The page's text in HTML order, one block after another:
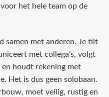
het hele team op de
samen met anderen. Je tilt
met collega’s, volgt
houdt rekening met
Het is dus geen solobaan.
moet veilig, rustig en